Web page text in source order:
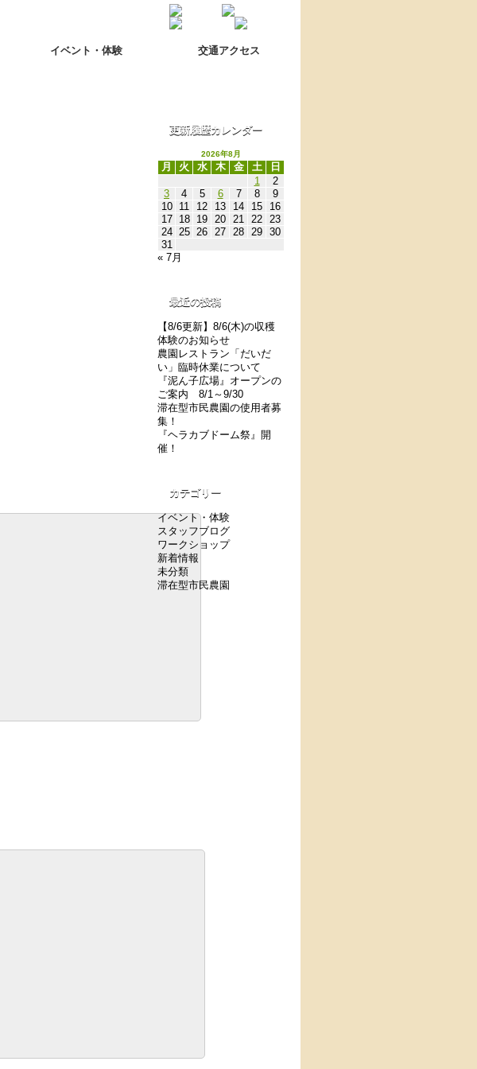
イベント・体験 交通アクセス
更新履歴カレンダー
2026年8月
月 火 水 木 金 土
日
1
2
3
4 5 6 7 8
9
10
11 12 13 14 15
16
17
18 19 20 21 22 23
24 25 26 27 28 29 30
31
« 7月
最近の投稿
【8/6更新】8/6(木)の収穫
体験のお知らせ
農園レストラン「だいだ
い」臨時休業について
『泥ん子広場』オープンの
ご案内 8/1～9/30
滞在型市民農園の使用者募
集！
『ヘラカブドーム祭』開
催！
カテゴリー
イベント・体験
スタッフブログ
ワークショップ
新着情報
未分類
滞在型市民農園